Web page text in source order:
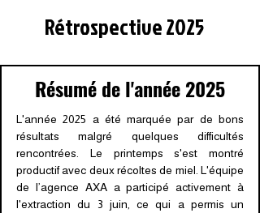
Rétrospective 2025
Résumé de l'année 2025
L'année 2025 a été marquée par de bons
résultats malgré quelques difficultés
rencontrées. Le printemps s'est montré
productif avec deux récoltes de miel. L'équipe
de l’agence AXA a participé activement à
l'extraction du 3 juin, ce qui a permis un